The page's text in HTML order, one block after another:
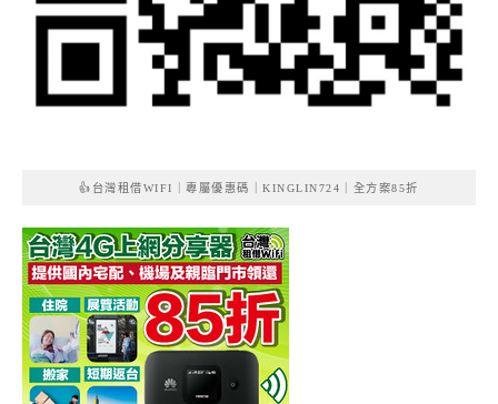
👍台灣租借WIFI｜專屬優惠碼｜KINGLIN724｜全方案85折